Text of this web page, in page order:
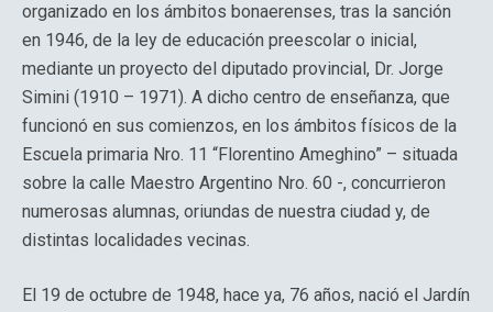
organizado en los ámbitos bonaerenses, tras la sanción
en 1946, de la ley de educación preescolar o inicial,
mediante un proyecto del diputado provincial, Dr. Jorge
Simini (1910 – 1971). A dicho centro de enseñanza, que
funcionó en sus comienzos, en los ámbitos físicos de la
Escuela primaria Nro. 11 “Florentino Ameghino” – situada
sobre la calle Maestro Argentino Nro. 60 -, concurrieron
numerosas alumnas, oriundas de nuestra ciudad y, de
distintas localidades vecinas.
El 19 de octubre de 1948, hace ya, 76 años, nació el Jardín